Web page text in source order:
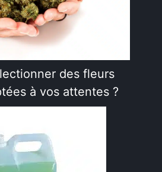
des fleurs
à vos attentes ?